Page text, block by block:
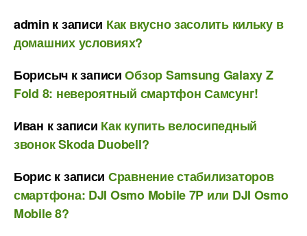
admin к записи Как вкусно засолить кильку в
домашних условиях?
Борисыч к записиОбзор Samsung Galaxy Z
Fold 8: невероятный смартфон Самсунг!
Иван к записи Как купить велосипедный
звонок Skoda Duobell?
Бориск записи Сравнение стабилизаторов
смартфона: DJI Osmo Mobile 7P или DJI Osmo
Mobile 8?